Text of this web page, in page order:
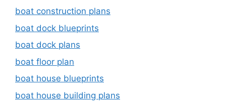
boat construction plans
boat dock blueprints
boat dock plans
boat floor plan
boat house blueprints
boat house building plans